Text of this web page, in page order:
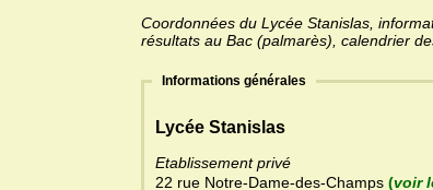
Coordonnées du Lycée Stanislas,
résultats au Bac (palmarès), calendrier
Informations générales
Lycée Stanislas
Etablissement privé
22 rue Notre-Dame-des-Champs (voir